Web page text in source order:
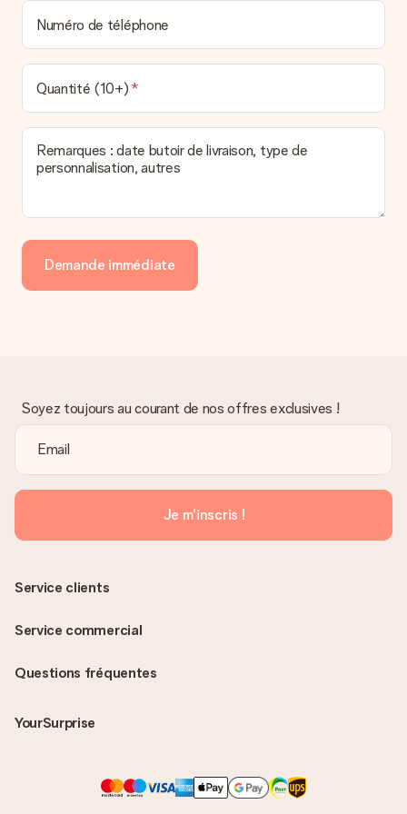
Numéro de téléphone
Quantité (10+)
Remarques : date butoir de livraison, type de
personnalisation, autres
Demande immédiate
Soyez toujours au courant de nos offres exclusives !
Je m'inscris !
Questions fréquentes
YourSurprise
Service clients
Service commercial